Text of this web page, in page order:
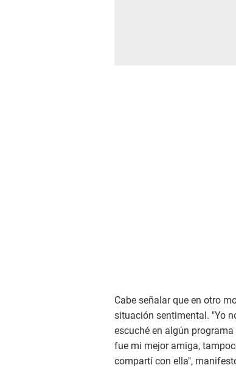
Cabe señalar que en otro
situación sentimental. "Yo
escuché en algún
fue mi mejor amiga,
compartí con ella",